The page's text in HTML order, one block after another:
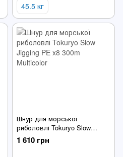
45.5 кг
Шнур для морської
риболовлі Tokuryo Slow
Jigging PE x8 300m Multicolor
1 610 грн